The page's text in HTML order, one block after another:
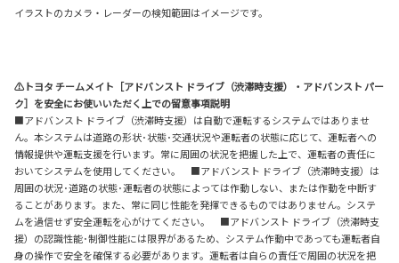
イラストのカメラ・レーダーの検知範囲はイメージです。
⚠トヨタ チームメイト［アドバンスト ドライブ（渋滞時支援）・アドバンスト パー
ク］を安全にお使いいただく上での留意事項説明
■アドバンスト ドライブ（渋滞時支援）は自動で運転するシステムではありませ
ん。本システムは道路の形状･状態･交通状況や運転者の状態に応じて、運転者への
情報提供や運転支援を行います。常に周囲の状況を把握した上で、運転者の責任に
おいてシステムを使用してください。 ■アドバンスト ドライブ（渋滞時支援）は
周囲の状況･道路の状態･運転者の状態によっては作動しない、または作動を中断す
ることがあります。また、常に同じ性能を発揮できるものではありません。システ
ムを過信せず安全運転を心がけてください。 ■アドバンスト ドライブ（渋滞時支
援）の認識性能･制御性能には限界があるため、システム作動中であっても運転者自
身の操作で安全を確保する必要があります。運転者は自らの責任で周囲の状況を把